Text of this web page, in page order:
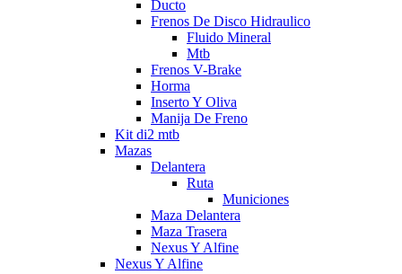
Ducto
Frenos De Disco Hidraulico
Fluido Mineral
Mtb
Frenos V-Brake
Horma
Inserto Y Oliva
Manija De Freno
Kit di2 mtb
Mazas
Delantera
Ruta
Municiones
Maza Delantera
Maza Trasera
Nexus Y Alfine
Nexus Y Alfine